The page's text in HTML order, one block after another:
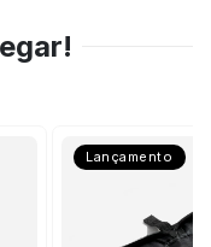
Lançamento